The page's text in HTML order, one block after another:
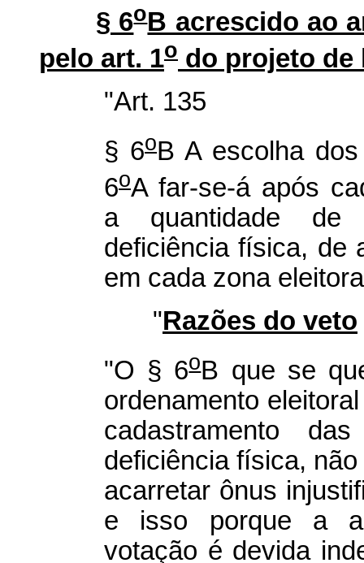
§ 6oB acrescido ao
pelo art. 1o do projeto de
"Art. 135
§ 6oB A escolha
6oA far-se-á após
a quantidade de
deficiência física, de
em cada zona
"Razões do veto
"O § 6oB que se
ordenamento
cadastramento
deficiência física,
acarretar ônus
e isso porque a
votação é devida